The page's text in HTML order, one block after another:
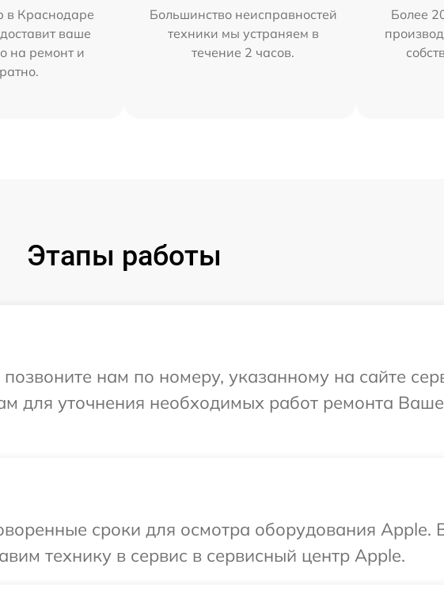
в Краснодаре
ваше
на ремонт и
Большинство неисправностей
техники мы устраняем в
течение 2 часов.
Более
Этапы работы
нам по номеру, указанному на сайте
для уточнения необходимых работ ремонта
сроки для осмотра оборудования Apple.
технику в сервис в сервисный центр Apple.